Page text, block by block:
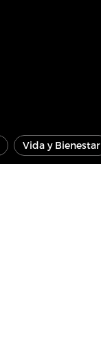
Vida y Bienestar